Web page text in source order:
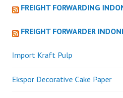
BAKU
CAKRAM
FREIGHT FORWARDING
FREIGHT FORWARDER
Import Kraft Pulp
Ekspor Decorative Cake Paper